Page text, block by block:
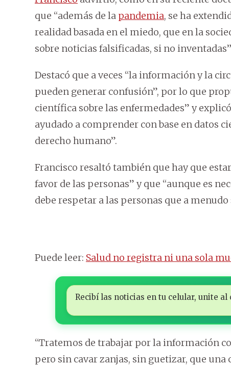
que “además de la pandemia, se ha
realidad basada en el miedo, que en la
sobre noticias falsificadas, si no
Destacó que a veces “la información y la
pueden generar confusión”, por lo que
científica sobre las enfermedades” y
ayudado a comprender con base en datos
derecho humano”.
Francisco resaltó también que hay que
favor de las personas” y que “aunque es
debe respetar a las personas que a menudo
Puede leer: Salud no registra ni una sola
Recibí las noticias en tu celular, unite al
“Tratemos de trabajar por la información
pero sin cavar zanjas, sin guetizar, que